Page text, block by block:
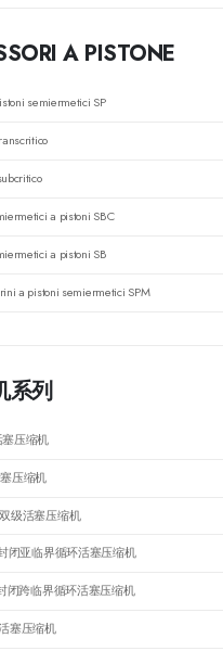
A PISTONE
semiermetici SP
a pistoni SBC
a pistoni SB
a pistoni semiermetici SPM
系列
塞压缩机
压缩机
级活塞压缩机
闭亚临界循环活塞压缩机
闭跨临界循环活塞压缩机
塞压缩机